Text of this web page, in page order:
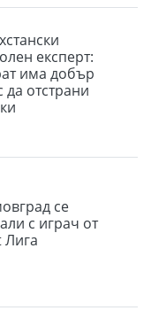
експерт:
има добър
да отстрани
се
с играч от
Лига